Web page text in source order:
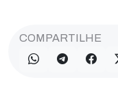
COMPARTILHE